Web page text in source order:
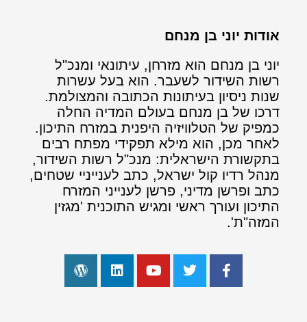
אודות יוני בן מנחם
יוני בן מנחם הוא מזרחן, עיתונאי ומנכ"ל
רשות השידור לשעבר. הוא בעל עשרות
שנות ניסיון בעיתונות הכתובה והמצולמת.
דרכו של בן מנחם בעולם המדיה החלה
כמפיק של הטלוויזיה היפנית במזרח התיכון.
לאחר מכן, הוא מילא תפקידי מפתח רבים
בתקשורת הישראלית: מנכ"ל רשות השידור,
מנהל רדיו קול ישראל, כתב לענייניי שטחים,
כתב ופרשן מדיני, פרשן לענייני המזרח
התיכון ועורך ראשי ומגיש התוכנית 'מגזין
המזה"ת'.